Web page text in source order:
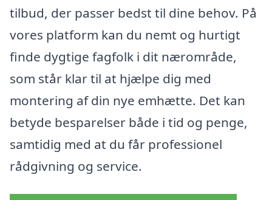
tilbud, der passer bedst til dine behov. På
vores platform kan du nemt og hurtigt
finde dygtige fagfolk i dit nærområde,
som står klar til at hjælpe dig med
montering af din nye emhætte. Det kan
betyde besparelser både i tid og penge,
samtidig med at du får professionel
rådgivning og service.